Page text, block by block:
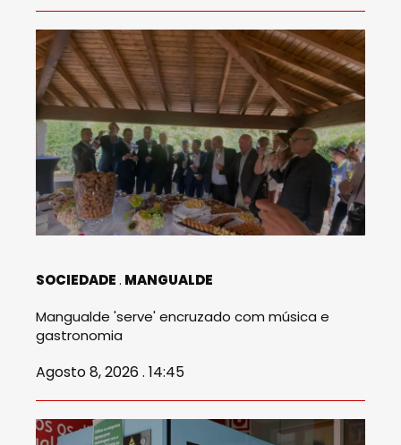
SOCIEDADE MANGUALDE
Mangualde 'serve' encruzado com música e
gastronomia
Agosto 8, 2026 . 14:45